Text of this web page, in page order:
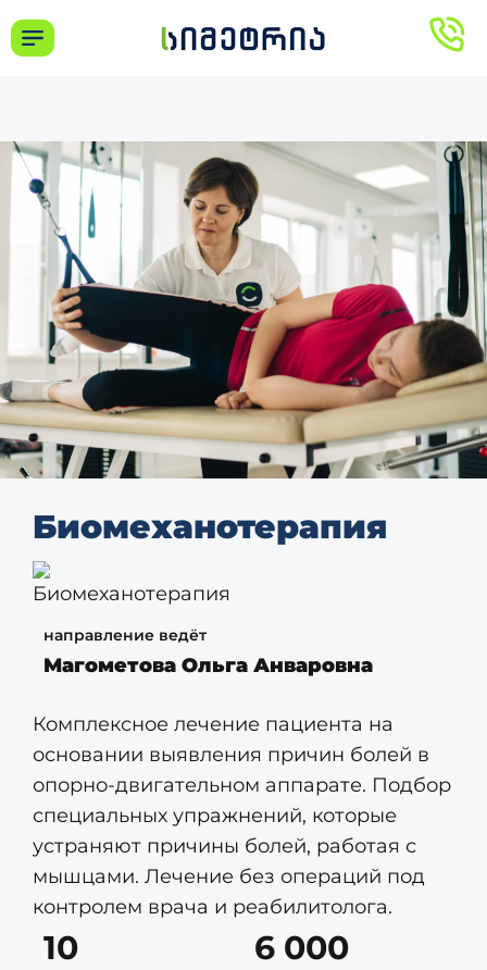
Биомеханотерапия
направление ведёт
Магометова Ольга Анваровна
Комплексное лечение пациента на
основании выявления причин болей в
опорно-двигательном аппарате. Подбор
специальных упражнений, которые
устраняют причины болей, работая с
мышцами. Лечение без операций под
контролем врача и реабилитолога.
10 6 000